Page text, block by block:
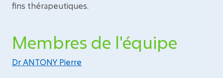
fins thérapeutiques.
Membres de l'équipe
Dr ANTONY Pierre